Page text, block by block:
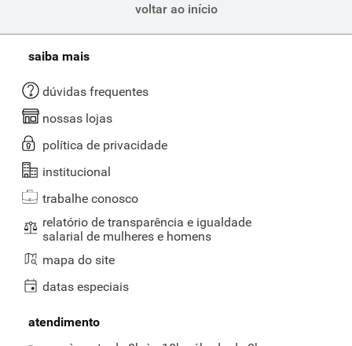
voltar ao início
saiba mais
dúvidas frequentes
nossas lojas
política de privacidade
institucional
trabalhe conosco
relatório de transparência e igualdade
salarial de mulheres e homens
mapa do site
datas especiais
atendimento